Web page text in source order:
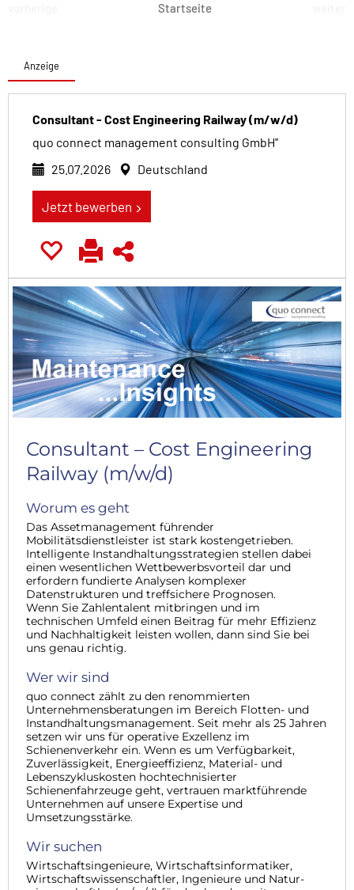
Startseite
Anzeige
Consultant - Cost Engineering Railway (m/w/d)
quo connect management consulting GmbH''
25.07.2026
Deutschland
Jetzt bewerben